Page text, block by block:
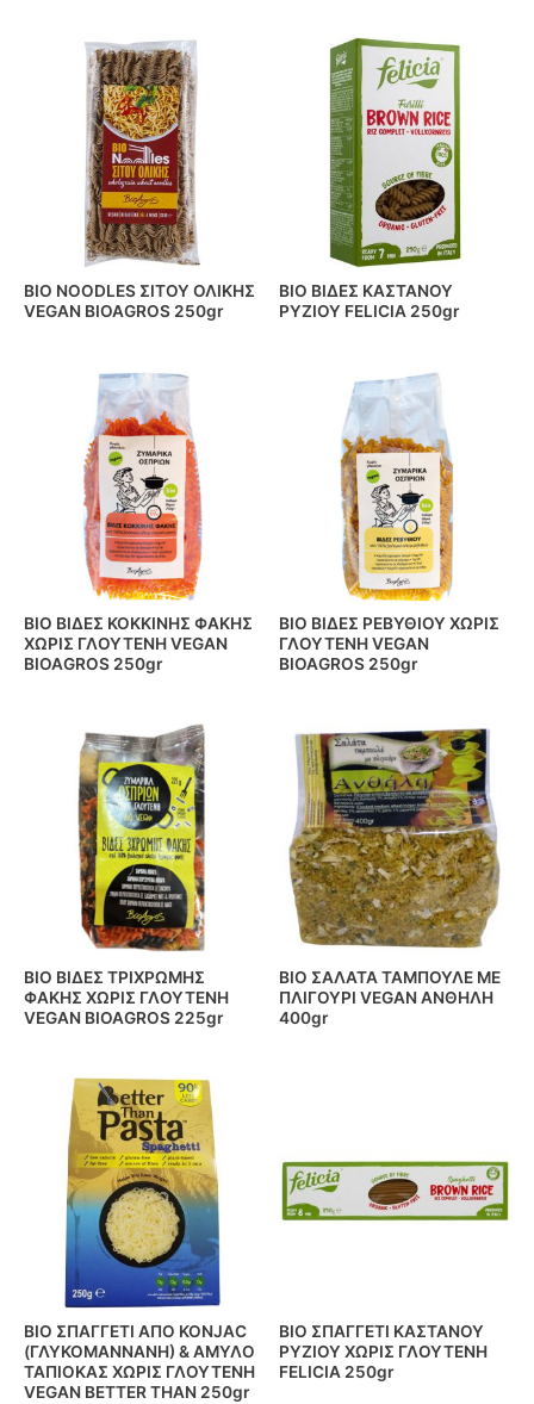
BIO NOODLES ΣΙΤΟΥ ΟΛΙΚΗΣ
VEGAN BIOAGROS 250gr
BIO ΒΙΔΕΣ ΚΑΣΤΑΝΟΥ
ΡΥΖΙΟΥ FELICIA 250gr
BIO ΒΙΔΕΣ ΚΟΚΚΙΝΗΣ ΦΑΚΗΣ
ΧΩΡΙΣ ΓΛΟΥΤΕΝΗ VEGAN
BIOAGROS 250gr
BIO ΒΙΔΕΣ ΡΕΒΥΘΙΟΥ ΧΩΡΙΣ
ΓΛΟΥΤΕΝΗ VEGAN
BIOAGROS 250gr
BIO ΒΙΔΕΣ ΤΡΙΧΡΩΜΗΣ
ΦΑΚΗΣ ΧΩΡΙΣ ΓΛΟΥΤΕΝΗ
VEGAN BIOAGROS 225gr
BIO ΣΑΛΑΤΑ ΤΑΜΠΟΥΛΕ ΜΕ
ΠΛΙΓΟΥΡΙ VEGAN ΑΝΘΗΛΗ
400gr
BIO ΣΠΑΓΓΕΤΙ ΑΠΟ KONJAC
(ΓΛΥΚΟΜΑΝΝΑΝΗ) & ΑΜΥΛΟ
ΤΑΠΙΟΚΑΣ ΧΩΡΙΣ ΓΛΟΥΤΕΝΗ
VEGAN BETTER THAN 250gr
BIO ΣΠΑΓΓΕΤΙ ΚΑΣΤΑΝΟΥ
ΡΥΖΙΟΥ ΧΩΡΙΣ ΓΛΟΥΤΕΝΗ
FELICIA 250gr